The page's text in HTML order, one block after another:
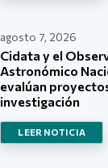
agosto 7, 2026
Cidata y el
Astronómico
evalúan
investigación
LEER NOTICIA